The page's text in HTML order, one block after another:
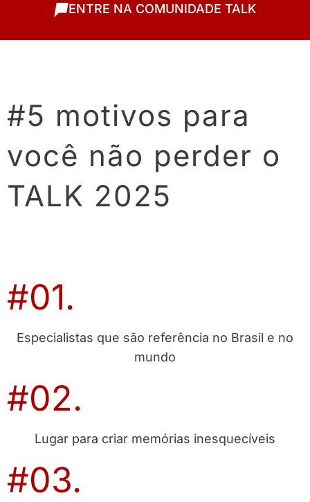
ENTRE NA COMUNIDADE TALK
#5 motivos para
você não perder o
TALK 2025
#01.
Especialistas que são referência no Brasil e no
mundo
#02.
Lugar para criar memórias inesquecíveis
#03.